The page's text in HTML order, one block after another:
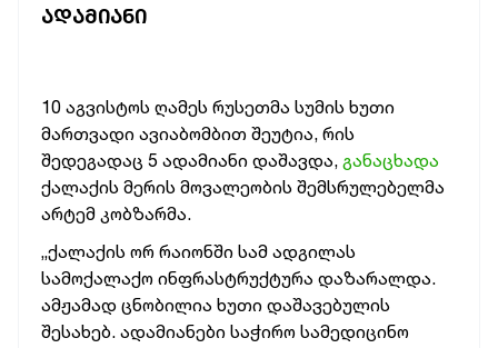
ᲐᲓᲐᲛᲘᲐᲜᲘ
10 აგვისტოს ღამეს რუსეთმა სუმის ხუთი
მართვადი ავიაბომბით შეუტია, რის
შედეგადაც 5 ადამიანი დაშავდა, განაცხადა
ქალაქის მერის მოვალეობის შემსრულებელმა
არტემ კობზარმა.
„ქალაქის ორ რაიონში სამ ადგილას
სამოქალაქო ინფრასტრუქტურა დაზარალდა.
ამჟამად ცნობილია ხუთი დაშავებულის
შესახებ. ადამიანები საჭირო სამედიცინო